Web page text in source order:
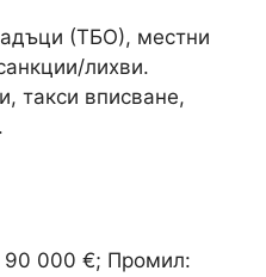
(ТБО), местни
лихви.
такси вписване,
90 000 €; Промил: